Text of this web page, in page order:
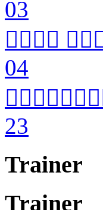
03

04

23
Trainer
Trainer